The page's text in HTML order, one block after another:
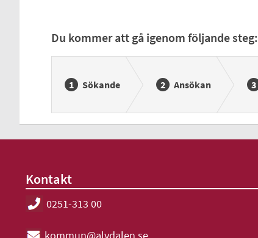
Du kommer att gå igenom följande steg:
Sökande Ansökan
Kontakt
0251-313 00